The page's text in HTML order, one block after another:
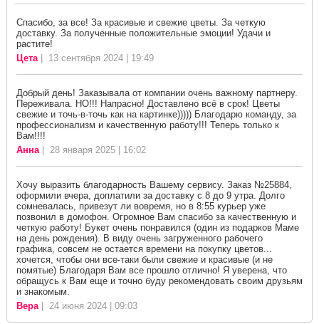
Спасибо, за все! За красивые и свежие цветы. За четкую
доставку. За полученные положительные эмоции! Удачи и
растите!
Цета| 13 сентября 2024 | 19:49
Добрый день! Заказывала от компании очень важному партнеру.
Переживала. НО!!! Напрасно! Доставлено всё в срок! Цветы
свежие и точь-в-точь как на картинке))))) Благодарю команду, за
профессионализм и качественную работу!!! Теперь только к
Вам!!!!
Анна| 28 января 2025 | 16:02
Хочу выразить благодарность Вашему сервису. Заказ №25884,
оформили вчера, доплатили за доставку с 8 до 9 утра. Долго
сомневалась, привезут ли вовремя, но в 8:55 курьер уже
позвонил в домофон. Огромное Вам спасибо за качественную и
четкую работу! Букет очень понравился (один из подарков Маме
на день рождения). В виду очень загруженного рабочего
графика, совсем не остается времени на покупку цветов...
хочется, чтобы они все-таки были свежие и красивые (и не
помятые) Благодаря Вам все прошло отлично! Я уверена, что
обращусь к Вам еще и точно буду рекомендовать своим друзьям
и знакомым.
Вера| 24 июня 2024 | 09:03